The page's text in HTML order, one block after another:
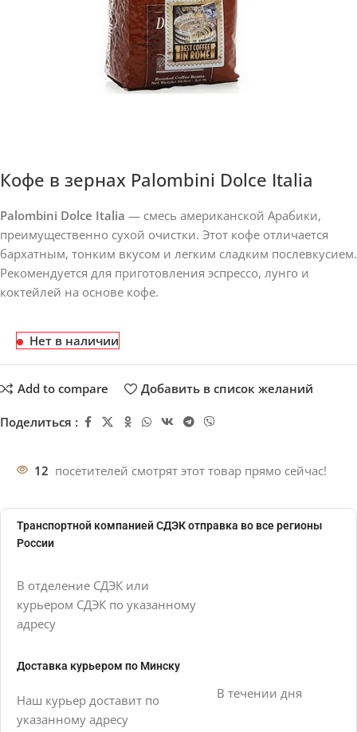
Кофе в зернах Palombini Dolce Italia
Palombini Dolce Italia — смесь американской Арабики,
преимущественно сухой очистки. Этот кофе отличается
бархатным, тонким вкусом и легким сладким послевкусием.
Рекомендуется для приготовления эспрессо, лунго и
коктейлей на основе кофе.
Нет в наличии
Add to compare Добавить в список желаний
Поделиться :
12 посетителей смотрят этот товар прямо сейчас!
Транспортной компанией СДЭК отправка во все регионы
России
В отделение СДЭК или
курьером СДЭК по указанному
адресу
Доставка курьером по Минску
Наш курьер доставит по
указанному адресу
В течении дня